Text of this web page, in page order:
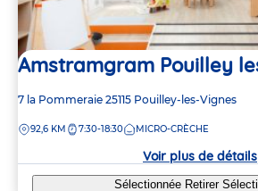
Amstramgram Pouilley
Adresse
la
7 la Pommeraie 25115 Pouilley-les-Vignes
DISTANCE
92,6 KM 7:30-18:30 MICRO-CRÈCHE
Voir plus de détails
Sélectionnée Retirer